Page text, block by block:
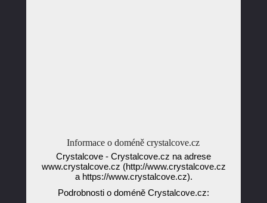
Informace o doméně crystalcove.cz
Crystalcove - Crystalcove.cz na adrese
www.crystalcove.cz (http://www.crystalcove.cz
a https://www.crystalcove.cz).
Podrobnosti o doméně Crystalcove.cz: